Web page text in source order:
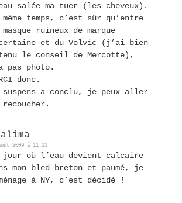
salée ma tuer (les cheveux).
même temps, c’est sûr qu’entre
masque ruineux de marque
et du Volvic (j’ai bien
le conseil de Mercotte),
pas photo.
donc.
suspens a conclu, je peux aller
recoucher.
2009 à 11:11
jour où l’eau devient calcaire
mon bled breton et paumé, je
à NY, c’est décidé !